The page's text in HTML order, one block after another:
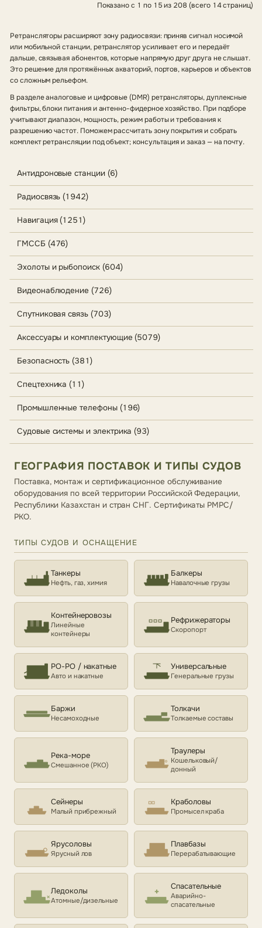
Показано с 1 по 15 из 208 (всего 14 страниц)
Ретрансляторы расширяют зону радиосвязи: приняв сигнал носимой
или мобильной станции, ретранслятор усиливает его и передаёт
дальше, связывая абонентов, которые напрямую друг друга не слышат.
Это решение для протяжённых акваторий, портов, карьеров и объектов
со сложным рельефом.
В разделе аналоговые и цифровые (DMR) ретрансляторы, дуплексные
фильтры, блоки питания и антенно-фидерное хозяйство. При подборе
учитывают диапазон, мощность, режим работы и требования к
разрешению частот. Поможем рассчитать зону покрытия и собрать
комплект ретрансляции под объект; консультация и заказ — на почту.
Антидроновые станции (6)
Радиосвязь (1942)
Навигация (1251)
ГМССБ (476)
Эхолоты и рыбопоиск (604)
Видеонаблюдение (726)
Спутниковая связь (703)
Аксессуары и комплектующие (5079)
Безопасность (381)
Спецтехника (11)
Промышленные телефоны (196)
Судовые системы и электрика (93)
ГЕОГРАФИЯ ПОСТАВОК И ТИПЫ СУДОВ
Поставка, монтаж и сертификационное обслуживание
оборудования по всей территории Российской Федерации,
Республики Казахстан и стран СНГ. Сертификаты РМРС/
РКО.
ТИПЫ СУДОВ И ОСНАЩЕНИЕ
Танкеры
Нефть, газ, химия
Балкеры
Навалочные грузы
Контейнеровозы
Линейные
контейнеры
Рефрижераторы
Скоропорт
РО-РО / накатные
Авто и накатные
Универсальные
Генеральные грузы
Баржи
Несамоходные
Толкачи
Толкаемые составы
Река-море
Смешанное (РКО)
Траулеры
Кошельковый/
донный
Сейнеры
Малый прибрежный
Краболовы
Промысел краба
Ярусоловы
Ярусный лов
Плавбазы
Перерабатывающие
Ледоколы
Атомные/дизельные
Спасательные
Аварийно-
спасательные